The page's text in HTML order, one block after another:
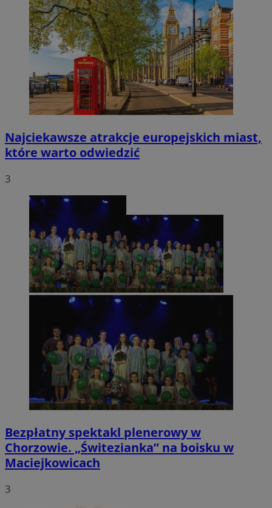
Najciekawsze atrakcje europejskich miast,
które warto odwiedzić
3
Bezpłatny spektakl plenerowy w
Chorzowie. „Świtezianka” na boisku w
Maciejkowicach
3